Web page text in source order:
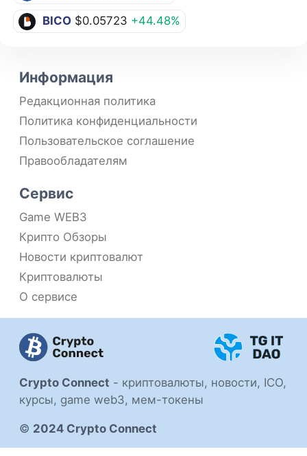
BICO $0.05723 +44.48%
Crypto Connect - криптовалюты, новости, ICO,
курсы, game web3, мем-токены
© 2024 Crypto Connect
Информация
Редакционная политика
Политика конфиденциальности
Пользовательское соглашение
Правообладателям
Сервис
Game WEB3
Крипто Обзоры
Новости криптовалют
Криптовалюты
О сервисе